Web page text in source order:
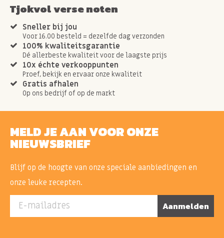
Tjokvol verse noten
Sneller bij jou
Voor 16.00 besteld = dezelfde dag verzonden
100% kwaliteitsgarantie
Dé allerbeste kwaliteit voor de laagste prijs
10x échte verkooppunten
Proef, bekijk en ervaar onze kwaliteit
Gratis afhalen
Op ons bedrijf of op de markt
MELD JE AAN VOOR ONZE
NIEUWSBRIEF
Blijf op de hoogte van onze speciale aanbiedingen en
onze leuke recepten.
E-mailadres Aanmelden